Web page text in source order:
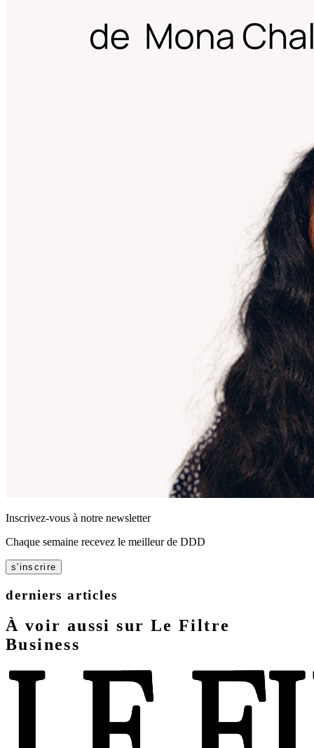
Inscrivez-vous à notre newsletter
Chaque semaine recevez le meilleur de DDD
s'inscrire
derniers articles
À voir aussi sur Le Filtre
Business